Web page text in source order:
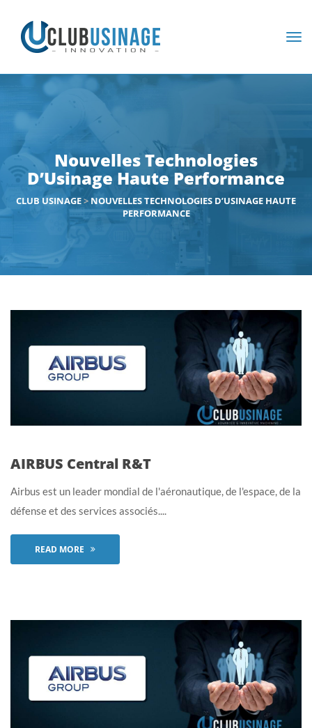
Nouvelles Technologies
D’Usinage Haute Performance
CLUB USINAGE> NOUVELLES TECHNOLOGIES D’USINAGE HAUTE
PERFORMANCE
AIRBUS Central R&T
Airbus est un leader mondial de l'aéronautique, de l'espace, de la
défense et des services associés....
READ MORE